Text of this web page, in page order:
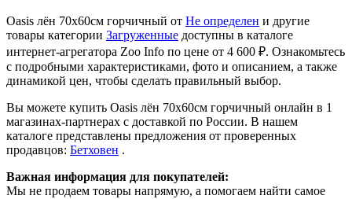
Oasis лён 70х60см горчичный от Не определен и другие
товары категории Загруженные доступны в каталоге
интернет-агрегатора Zoo Info по цене от 4 600 ₽. Ознакомьтесь
с подробными характеристиками, фото и описанием, а также
динамикой цен, чтобы сделать правильный выбор.
Вы можете купить Oasis лён 70х60см горчичный онлайн в 1
магазинах-партнерах с доставкой по России. В нашем
каталоге представлены предложения от проверенных
продавцов: Бетховен .
Важная информация для покупателей:
Мы не продаем товары напрямую, а помогаем найти самое